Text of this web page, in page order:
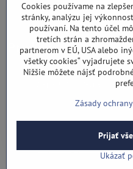
Lazuli s​.r​.o​.
Predajňa
Nové Zámky, Pri
(slepá ulica), v tesnej
©2026
Predvoľby súkromia
Vytvorené
Cookies používame na
stránky, analýzu jej
používaní. Na tento účel
tretích strán a
partnerom v EÚ, USA alebo
všetky cookies“ vyjadrujete
Nižšie môžete nájsť
Zásady
Ukázať
Prijať